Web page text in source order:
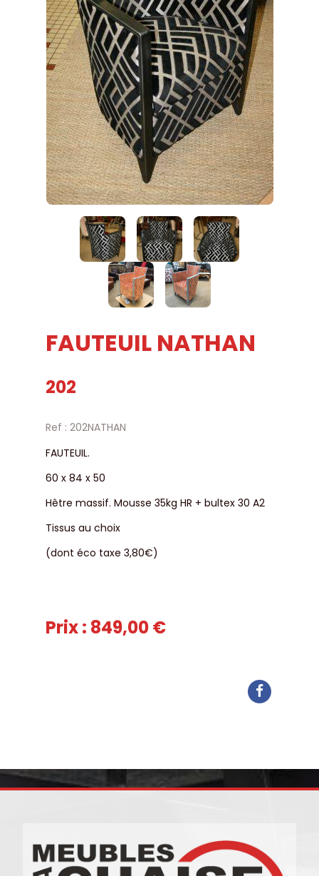
FAUTEUIL NATHAN
202
Ref : 202NATHAN
FAUTEUIL.
60 x 84 x 50
Hêtre massif. Mousse 35kg HR + bultex 30 A2
Tissus au choix
(dont éco taxe 3,80€)
Prix : 849,00 €